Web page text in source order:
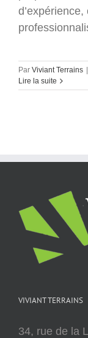
d’expérience,
Par Viviant Terrains |
Lire la suite
VIVIANT TERRAINS
34, rue de la